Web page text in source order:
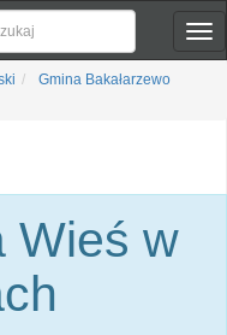
Gmina Bakałarzewo
Wieś w